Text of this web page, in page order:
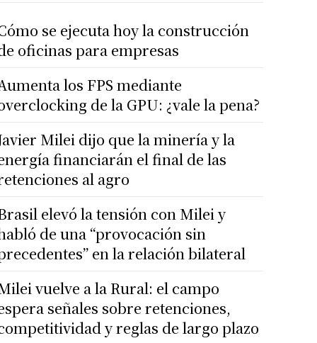
se ejecuta hoy la construcción
oficinas para empresas
los FPS mediante
de la GPU: ¿vale la pena?
Milei dijo que la minería y la
financiarán el final de las
al agro
elevó la tensión con Milei y
de una “provocación sin
en la relación bilateral
vuelve a la Rural: el campo
señales sobre retenciones,
y reglas de largo plazo